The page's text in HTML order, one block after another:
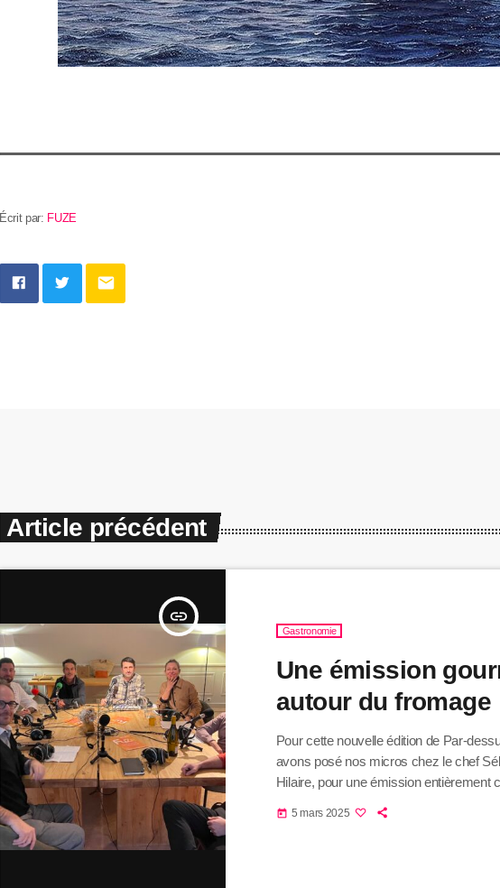
Écrit par: FUZE
email
Article précédent
insert_link
Gastronomie
Une émission
autour du fromage
Pour cette nouvelle édition de Par-
avons posé nos micros chez le chef
Hilaire, pour une émission entièrement
Des passionnés du goût : Autour de
Rath, nous avons réuni des experts et
today 5 mars 2025